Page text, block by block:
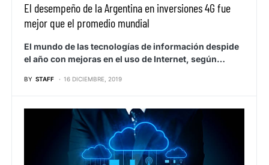
El desempeño de la Argentina en inversiones 4G fue
mejor que el promedio mundial
El mundo de las tecnologías de información despide
el año con mejoras en el uso de Internet, según…
BY STAFF 16 DICIEMBRE, 2019